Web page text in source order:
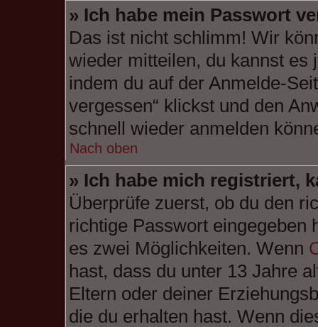
» Ich habe mein Passwort
Das ist nicht schlimm! Wir
wieder mitteilen, du kannst es
indem du auf der Anmelde-
vergessen“ klickst und den
schnell wieder anmelden
Nach oben
» Ich habe mich registriert,
Überprüfe zuerst, ob du den
richtige Passwort eingegeben
es zwei Möglichkeiten. Wenn
hast, dass du unter 13 Jahre
Eltern oder deiner
die du erhalten hast. Wenn